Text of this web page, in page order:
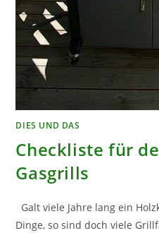
DIES UND DAS
Checkliste für
Gasgrills
Galt viele Jahre lang ein
Dinge, so sind doch viele